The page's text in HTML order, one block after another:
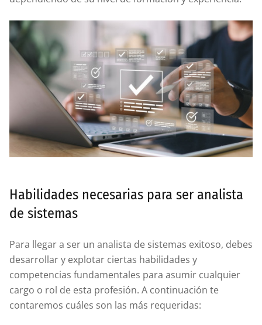
Habilidades necesarias para ser analista
de sistemas
Para llegar a ser un analista de sistemas exitoso, debes
desarrollar y explotar ciertas habilidades y
competencias fundamentales para asumir cualquier
cargo o rol de esta profesión. A continuación te
contaremos cuáles son las más requeridas: